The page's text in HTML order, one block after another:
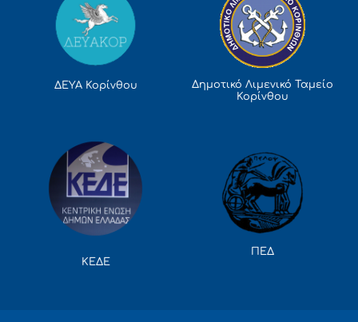
ΔΕΥΑ Κορίνθου
Δημοτικό Λιμενικό Ταμείο
Κορίνθου
ΚΕΔΕ
ΠΕΔ